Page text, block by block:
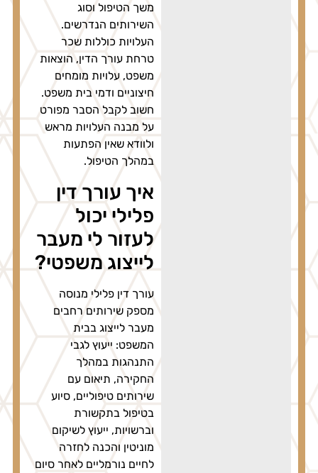
משך הטיפול וסוג
השירותים הנדרשים.
העלויות כוללות שכר
טרחת עורך הדין, הוצאות
משפט, עלויות מומחים
חיצוניים ודמי בית משפט.
חשוב לקבל הסבר מפורט
על מבנה העלויות מראש
ולוודא שאין הפתעות
במהלך הטיפול.
איך עורך דין
פלילי יכול
לעזור לי מעבר
לייצוג משפטי?
עורך דין פלילי מנוסה
מספק שירותים רחבים
מעבר לייצוג בבית
המשפט: ייעוץ לגבי
התנהגות במהלך
החקירה, תיאום עם
שירותים טיפוליים, סיוע
בטיפול בתקשורת
וברשויות, ייעוץ לשיקום
מוניטין והכנה לחזרה
לחיים נורמליים לאחר סיום